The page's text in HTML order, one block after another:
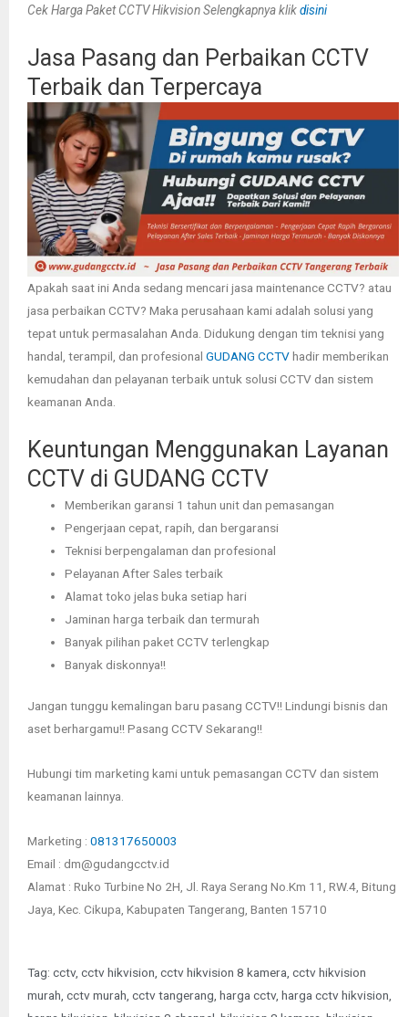
Cek Harga Paket CCTV Hikvision Selengkapnya klikdisini
Jasa Pasang dan Perbaikan CCTV
Terbaik dan Terpercaya
Apakah saat ini Anda sedang mencari jasa maintenance CCTV? atau
jasa perbaikan CCTV? Maka perusahaan kami adalah solusi yang
tepat untuk permasalahan Anda. Didukung dengan tim teknisi yang
handal, terampil, dan profesional GUDANG CCTVhadir memberikan
kemudahan dan pelayanan terbaik untuk solusi CCTV dan sistem
keamanan Anda.
Keuntungan Menggunakan Layanan
CCTV di GUDANG CCTV
Memberikan garansi 1 tahun unit dan pemasangan
Pengerjaan cepat, rapih, dan bergaransi
Teknisi berpengalaman dan profesional
Pelayanan After Sales terbaik
Alamat toko jelas buka setiap hari
Jaminan harga terbaik dan termurah
Banyak pilihan paket CCTV terlengkap
Banyak diskonnya!!
Jangan tunggu kemalingan baru pasang CCTV!! Lindungi bisnis dan
aset berhargamu!! Pasang CCTV Sekarang!!
Hubungi tim marketing kami untuk pemasangan CCTV dan sistem
keamanan lainnya.
Marketing : 081317650003
Email : dm@gudangcctv.id
Alamat : Ruko Turbine No 2H, Jl. Raya Serang No.Km 11, RW.4, Bitung
Jaya, Kec. Cikupa, Kabupaten Tangerang, Banten 15710
Tag: cctv, cctv hikvision, cctv hikvision 8 kamera, cctv hikvision
murah, cctv murah, cctv tangerang, harga cctv, harga cctv hikvision,